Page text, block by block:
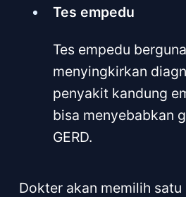
Tes empedu
Tes empedu
menyingkirkan
penyakit kandung
bisa menyebabkan
GERD.
Dokter akan memilih